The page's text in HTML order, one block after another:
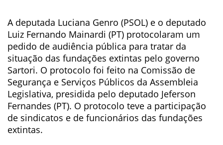
A deputada Luciana Genro (PSOL) e o deputado
Luiz Fernando Mainardi (PT) protocolaram um
pedido de audiência pública para tratar da
situação das fundações extintas pelo governo
Sartori. O protocolo foi feito na Comissão de
Segurança e Serviços Públicos da Assembleia
Legislativa, presidida pelo deputado Jeferson
Fernandes (PT). O protocolo teve a participação
de sindicatos e de funcionários das fundações
extintas.